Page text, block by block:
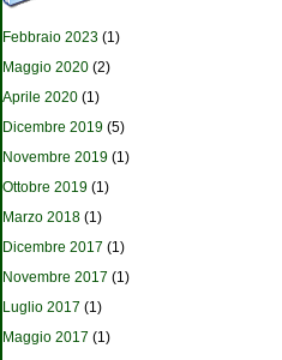
Febbraio 2023 (1)
Maggio 2020 (2)
Aprile 2020 (1)
Dicembre 2019 (5)
Novembre 2019 (1)
Ottobre 2019 (1)
Marzo 2018 (1)
Dicembre 2017 (1)
Novembre 2017 (1)
Luglio 2017 (1)
Maggio 2017 (1)